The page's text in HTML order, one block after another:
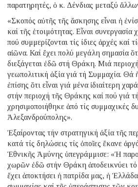
παρατηρητές, ὁ κ. Δένδιας μεταξύ
«Σκοπός αὐτῆς τῆς ἄσκησης εἶναι ἡ
καί τῆς ἑτοιμότητας. Εἶναι
πού συμμερίζονται τίς ίδιες ἀρχές καί
αἰῶνα. Καί ἔχει πολύ μεγάλη σημασία
διεξάγεται ἐδῶ στή Θράκη. Μιά
γεωπολιτική ἀξία γιά τή Συμμαχία. Θά
ἐπίσης ὅτι εἶναι γιά μένα ἰδιαίτερη
στήν περιοχή τῆς Θράκης καί πού γιά
χρησιμοποιήθηκε ἀπό τίς συμμαχικές
Ἀλεξανδρούπολης».
Ἐξαίροντας τήν στρατηγική ἀξία τῆς
κατά τίς δηλώσεις τίς ὁποῖες ἔκανε
Ἐθνικῆς Ἀμύνης ὑπεγράμμισε: «Ἡ
χωρῶν ἐδῶ στήν Θράκη ἀποδεικνύει τό
ἔχει ἀποκτήσει ἡ πατρίδα μας, ἡ